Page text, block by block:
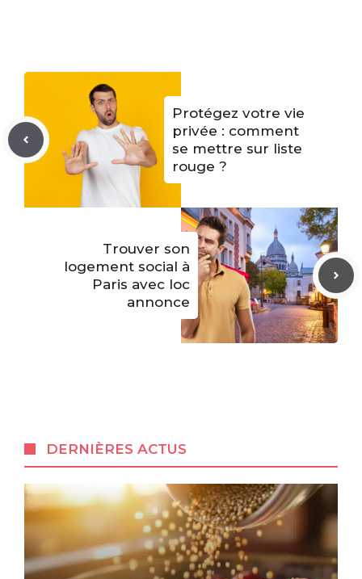
o
)
Protégez votre vie
privée : comment
se mettre sur liste
rouge ?
Trouver son
logement social à
Paris avec loc
annonce
DERNIÈRES ACTUS